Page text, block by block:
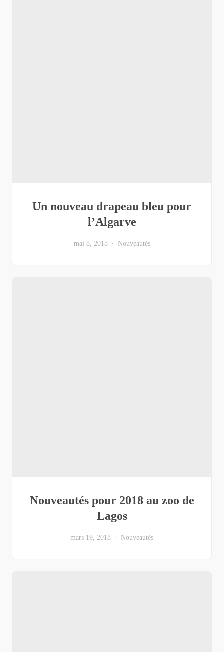
Un nouveau drapeau bleu pour
l’Algarve
mai 8, 2018 Nouveautés
Nouveautés pour 2018 au zoo de
Lagos
mars 19, 2018 Nouveautés